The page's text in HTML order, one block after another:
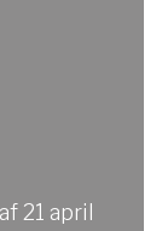
21 april